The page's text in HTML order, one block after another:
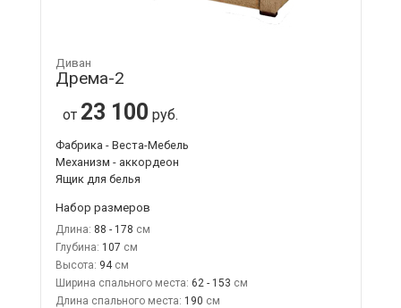
Диван
Дрема-2
от 23 100 руб.
Фабрика - Веста-Мебель
Механизм - аккордеон
Ящик для белья
Набор размеров
Длина: 88 - 178
Глубина: 107
Высота: 94
Ширина спального места: 62 - 153
Длина спального места: 190